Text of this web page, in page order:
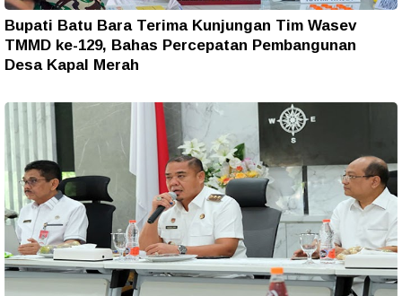
Bupati Batu Bara Terima Kunjungan Tim Wasev
TMMD ke-129, Bahas Percepatan Pembangunan
Desa Kapal Merah